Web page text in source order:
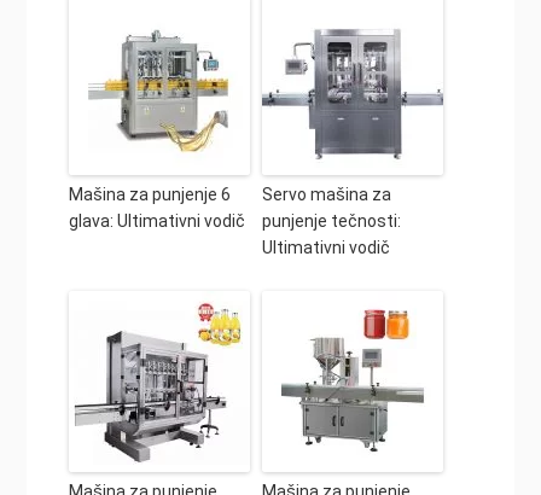
Mašina za punjenje 6
glava: Ultimativni vodič
Servo mašina za
punjenje tečnosti:
Ultimativni vodič